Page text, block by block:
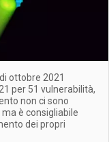
ottobre 2021
per 51 vulnerabilità,
non ci sono
è consigliabile
dei propri